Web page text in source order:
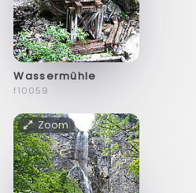
Wassermühle
f10059
Zoom